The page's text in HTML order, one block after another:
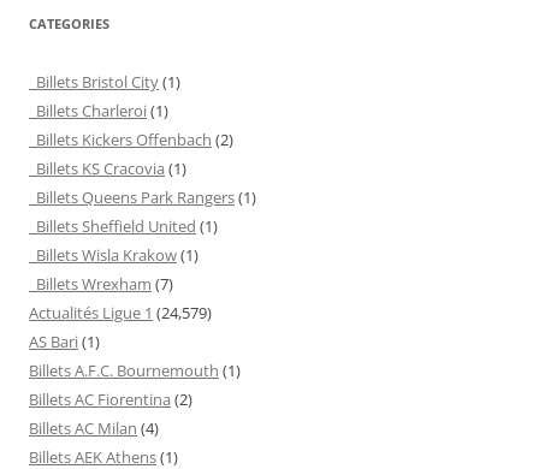
CATEGORIES
Billets Bristol City(1)
Billets Charleroi(1)
Billets Kickers Offenbach (2)
Billets KS Cracovia (1)
Billets Queens Park Rangers(1)
Billets Sheffield United (1)
Billets Wisla Krakow(1)
Billets Wrexham (7)
Actualités Ligue 1 (24,579)
AS Bari(1)
Billets A.F.C. Bournemouth (1)
Billets AC Fiorentina (2)
Billets AC Milan (4)
Billets AEK Athens(1)